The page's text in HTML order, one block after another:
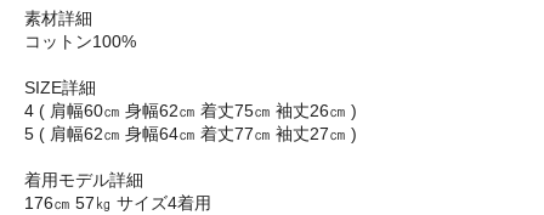
素材詳細
コットン100%
SIZE詳細
4 ( 肩幅60㎝ 身幅62㎝ 着丈75㎝ 袖丈26㎝ )
5 ( 肩幅62㎝ 身幅64㎝ 着丈77㎝ 袖丈27㎝ )
着用モデル詳細
176㎝ 57㎏ サイズ4着用